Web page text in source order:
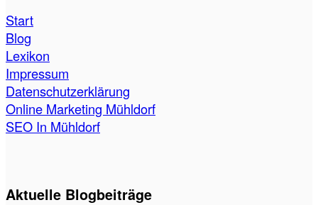
Start
Blog
Lexikon
Impressum
Datenschutzerklärung
Online Marketing Mühldorf
SEO In Mühldorf
Aktuelle Blogbeiträge